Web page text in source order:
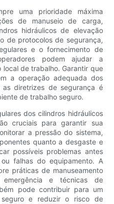
uma prioridade máxima
de manuseio de carga,
hidráulicos de elevação
de protocolos de segurança,
e o fornecimento de
podem ajudar a
de trabalho. Garantir que
a operação adequada dos
as diretrizes de segurança é
de trabalho seguro.
dos cilindros hidráulicos
cruciais para garantir sua
a pressão do sistema,
quanto a desgaste e
possíveis problemas antes
falhas do equipamento. A
práticas de manuseamento
emergência e técnicas de
pode contribuir para um
e reduzir o risco de